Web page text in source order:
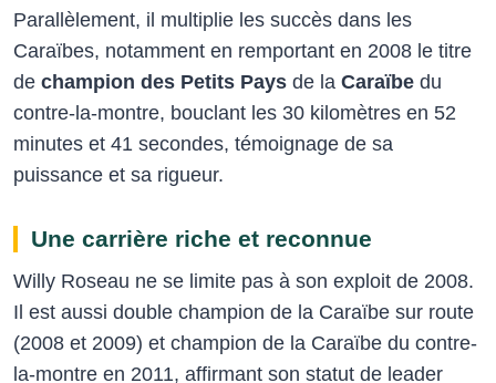
Parallèlement, il multiplie les succès dans les
Caraïbes, notamment en remportant en 2008 le titre
de champion des Petits Pays de la Caraïbe du
contre-la-montre, bouclant les 30 kilomètres en 52
minutes et 41 secondes, témoignage de sa
puissance et sa rigueur.
Une carrière riche et reconnue
Willy Roseau ne se limite pas à son exploit de 2008.
Il est aussi double champion de la Caraïbe sur route
(2008 et 2009) et champion de la Caraïbe du contre-
la-montre en 2011, affirmant son statut de leader